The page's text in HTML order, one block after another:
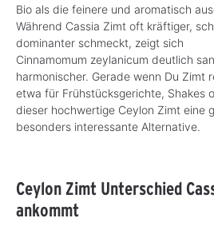
Bio als die feinere und aromatisch
Während Cassia Zimt oft kräftiger,
dominanter schmeckt, zeigt sich
Cinnamomum zeylanicum deutlich
harmonischer. Gerade wenn Du Zimt
etwa für Frühstücksgerichte, Shakes
dieser hochwertige Ceylon Zimt eine
besonders interessante Alternative.
Ceylon Zimt Unterschied
ankommt